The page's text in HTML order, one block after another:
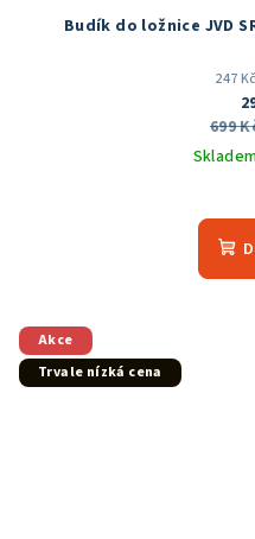
Budík do ložnice JVD
247
699
Akce
Trvale nízká cena